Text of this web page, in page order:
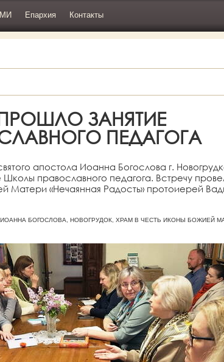
Епархия Контакты
ЗАНЯТИЕ
ПЕДАГОГА
апостола Иоанна Богослова г.
православного педагога. Встречу
Матери «Нечаянная Радость» протоиерей
ИОАННА БОГОСЛОВА, НОВОГРУДОК, ХРАМ В ЧЕСТЬ ИКОНЫ БОЖИЕЙ